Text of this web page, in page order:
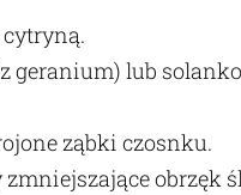
cytryną.
geranium) lub
ząbki czosnku.
obrzęk